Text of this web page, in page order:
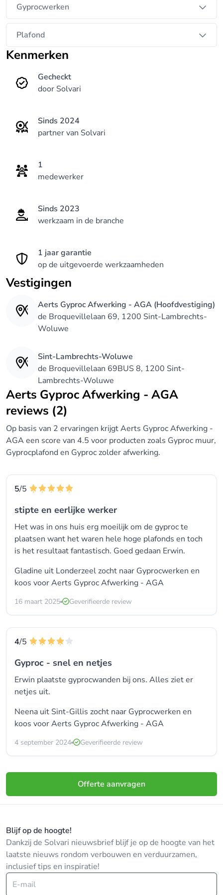
Gyprocwerken
Plafond
Kenmerken
Gecheckt
door Solvari
Sinds 2024
partner van Solvari
1
medewerker
Sinds 2023
werkzaam in de branche
1 jaar garantie
op de uitgevoerde werkzaamheden
Vestigingen
Aerts Gyproc Afwerking - AGA (Hoofdvestiging)
de Broquevillelaan 69, 1200 Sint-Lambrechts-
Woluwe
Sint-Lambrechts-Woluwe
de Broquevillelaan 69BUS 8, 1200 Sint-
Lambrechts-Woluwe
Aerts Gyproc Afwerking - AGA
reviews (2)
Op basis van 2 ervaringen krijgt Aerts Gyproc Afwerking -
AGA een score van 4.5 voor producten zoals Gyproc muur,
Gyprocplafond en Gyproc zolder afwerking.
5/5
stipte en eerlijke werker
Het was in ons huis erg moeilijk om de gyproc te
plaatsen want het waren hele hoge plafonds en toch
is het resultaat fantastisch. Goed gedaan Erwin.
Gladine uit Londerzeel zocht naar Gyprocwerken en
koos voorAerts Gyproc Afwerking - AGA
16 maart 2025 Geverifieerde review
4/5
Gyproc - snel en netjes
Erwin plaatste gyprocwanden bij ons. Alles ziet er
netjes uit.
Neena uit Sint-Gillis zocht naar Gyprocwerken en
koos voorAerts Gyproc Afwerking - AGA
4 september 2024 Geverifieerde review
Offerte aanvragen
Blijf op de hoogte!
Dankzij de Solvari nieuwsbrief blijf je op de hoogte van het
laatste nieuws rondom verbouwen en verduurzamen,
inclusief tips en inspiratie!